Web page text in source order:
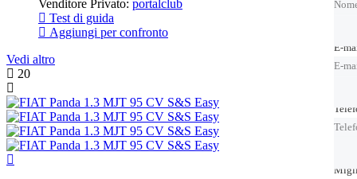
Venditore Privato: portalclub
Test di guida
Aggiungi per confronto
Vedi altro
20
E-
E-
E-